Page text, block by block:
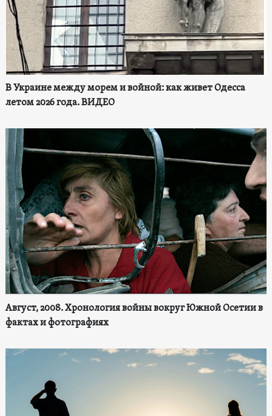
В Украине между морем и войной: как живет Одесса
летом 2026 года. ВИДЕО
Август, 2008. Хронология войны вокруг Южной Осетии в
фактах и фотографиях